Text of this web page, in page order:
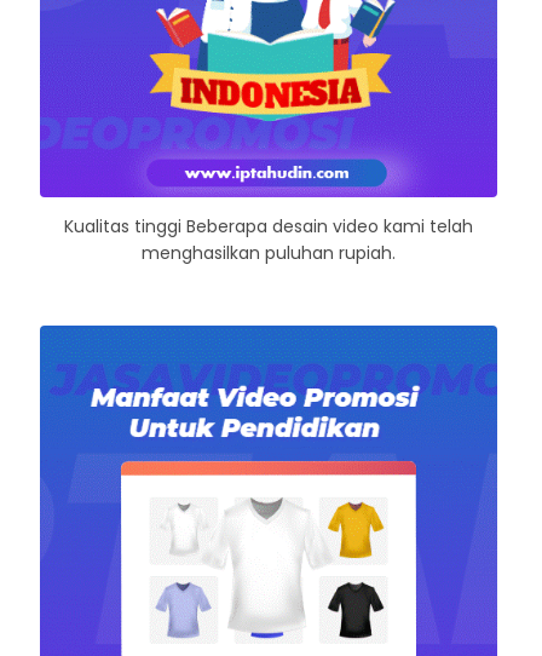
Kualitas tinggi Beberapa desain video kami telah
menghasilkan puluhan rupiah.